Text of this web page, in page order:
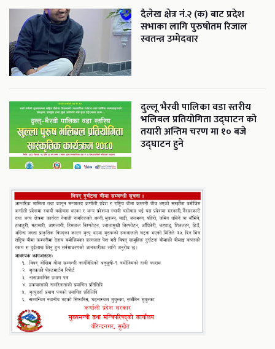
दैलेख क्षेत्र नं.२ (क) बाट प्रदेश
सभाका लागि पुरुषोतम रिजाल
स्वतन्त्र उम्मेदवार
दुल्लू भैरवी पालिका वडा स्तरीय
भलिबल प्रतियोगिता उद्घाटन को
तयारी अन्तिम चरण मा १० बजे
उद्घाटन हुने